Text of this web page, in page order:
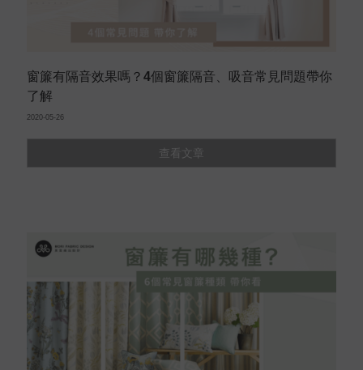
窗簾有隔音效果嗎？4個窗簾隔音、吸音常見問題帶你
了解
2020-05-26
查看文章